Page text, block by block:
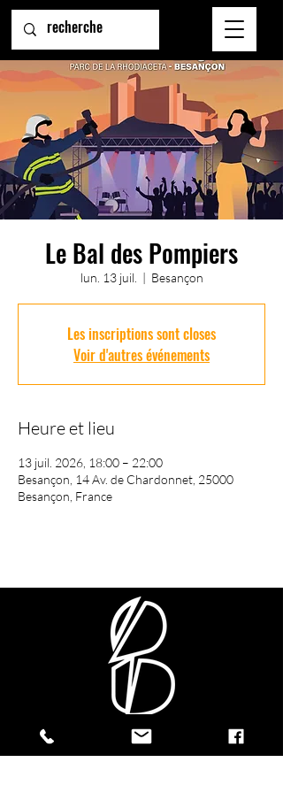
Le Bal des Pompiers
lun. 13 juil.
  |
Besançon
Les inscriptions sont closes
Voir d'autres événements
Heure et lieu
13 juil. 2026, 18:00 – 22:00
Besançon, 14 Av. de Chardonnet, 25000
Besançon, France